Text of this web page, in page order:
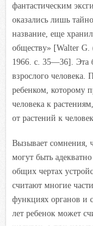
фантастическим
оказались лишь
название, еще
обществу» [Walter
1966. с. 35—36]. Эта
взрослого человека.
ребенком, которому
человека к
от растений к
Вызывает сомнения,
могут быть
общих чертах
считают многие
функциях органов и
лет ребенок может